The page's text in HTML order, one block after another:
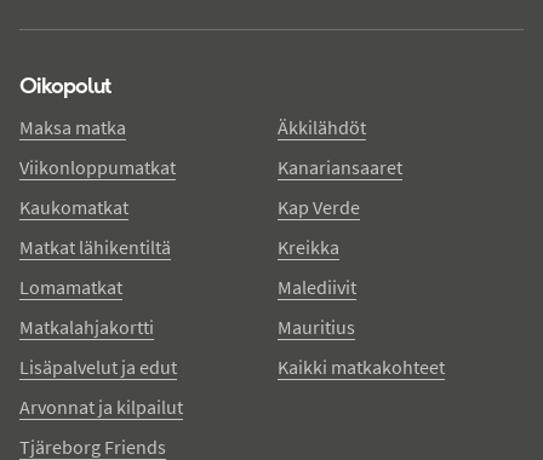
Oikopolut
Maksa matka
Viikonloppumatkat
Kaukomatkat
Matkat lähikentiltä
Lomamatkat
Matkalahjakortti
Lisäpalvelut ja edut
Arvonnat ja kilpailut
Tjäreborg Friends
Äkkilähdöt
Kanariansaaret
Kap Verde
Kreikka
Malediivit
Mauritius
Kaikki matkakohteet